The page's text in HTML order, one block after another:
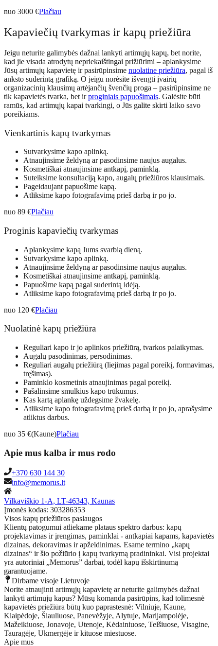
nuo 3000 €Plačiau
Kapaviečių tvarkymas ir kapų priežiūra
Jeigu neturite galimybės dažnai lankyti artimųjų kapų, bet norite,
kad jie visada atrodytų nepriekaištingai prižiūrimi – aplankysime
Jūsų artimųjų kapavietę ir pasirūpinsime nuolatine priežiūra, pagal iš
anksto suderintą grafiką. O jeigu norėsite išvengti įvairių
organizacinių klausimų artėjančių švenčių proga – pasirūpinsime ne
tik kapavietės tvarka, bet ir proginiais papuošimais. Galėsite būti
ramūs, kad artimųjų kapai tvarkingi, o Jūs galite skirti laiko savo
poreikiams.
Vienkartinis kapų tvarkymas
Sutvarkysime kapo aplinką.
Atnaujinsime želdyną ar pasodinsime naujus augalus.
Kosmetiškai atnaujinsime antkapį, paminklą.
Suteiksime konsultaciją kapo, augalų priežiūros klausimais.
Pageidaujant papuošime kapą.
Atliksime kapo fotografavimą prieš darbą ir po jo.
nuo 89 €Plačiau
Proginis kapaviečių tvarkymas
Aplankysime kapą Jums svarbią dieną.
Sutvarkysime kapo aplinką.
Atnaujinsime želdyną ar pasodinsime naujus augalus.
Kosmetiškai atnaujinsime antkapį, paminklą.
Papuošime kapą pagal suderintą idėją.
Atliksime kapo fotografavimą prieš darbą ir po jo.
nuo 120 €Plačiau
Nuolatinė kapų priežiūra
Reguliari kapo ir jo aplinkos priežiūrą, tvarkos palaikymas.
Augalų pasodinimas, persodinimas.
Reguliari augalų priežiūrą (liejimas pagal poreikį, formavimas,
tręšimas).
Paminklo kosmetinis atnaujinimas pagal poreikį.
Pašalinsime smulkius kapo trūkumus.
Kas kartą aplankę uždegsime žvakelę.
Atliksime kapo fotografavimą prieš darbą ir po jo, aprašysime
atliktus darbus.
nuo 35 €(Kaune)Plačiau
Apie mus kalba ir mus rodo
+370 630 144 30
info@memorus.lt
Vilkaviškio 1-A, LT-46343, Kaunas
Įmonės kodas: 303286353
Visos kapų priežiūros paslaugos
Klientų patogumui atliekame plataus spektro darbus: kapų
projektavimas ir įrengimas, paminklai - antkapiai kapams, kapavietės
dizainas, dekoravimas ir apželdinimas. Esame termino „kapų
dizainas“ ir šio požiūrio į kapų tvarkymą pradininkai. Visi projektai
yra autoriniai „Memorus” darbai, todėl kapų išskirtinumą
garantuojame.
Dirbame visoje Lietuvoje
Norite atnaujinti artimųjų kapavietę ar neturite galimybės dažnai
lankyti artimųjų kapus? Mūsų komanda pasirūpins, kad tolimesnė
kapavietės priežiūra būtų kuo paprastesnė: Vilniuje, Kaune,
Klaipėdoje, Šiauliuose, Panevėžyje, Alytuje, Marijampolėje,
Mažeikiuose, Jonavoje, Utenoje, Kėdainiuose, Telšiuose, Visagine,
Tauragėje, Ukmergėje ir kituose miestuose.
Apie mus